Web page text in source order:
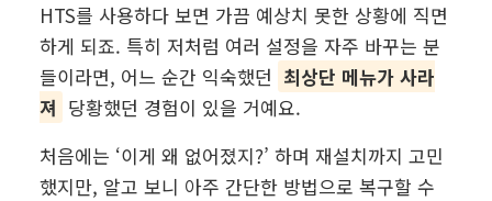
HTS를 사용하다 보면 가끔 예상치 못한 상황에 직면
하게 되죠. 특히 저처럼 여러 설정을 자주 바꾸는 분
들이라면, 어느 순간 익숙했던 최상단 메뉴가 사라
져 당황했던 경험이 있을 거예요.
처음에는 ‘이게 왜 없어졌지?’ 하며 재설치까지 고민
했지만, 알고 보니 아주 간단한 방법으로 복구할 수